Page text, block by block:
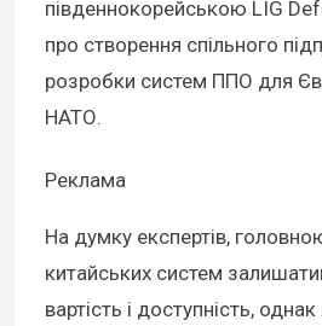
південнокорейською LIG
про створення спільного
розробки систем ППО для
НАТО.
Реклама
На думку експертів,
китайських систем
вартість і доступність,